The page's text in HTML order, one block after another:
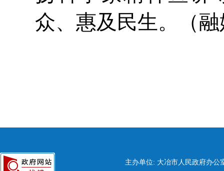
众、惠及民生。（
主办单位: 大冶市人民政府办公